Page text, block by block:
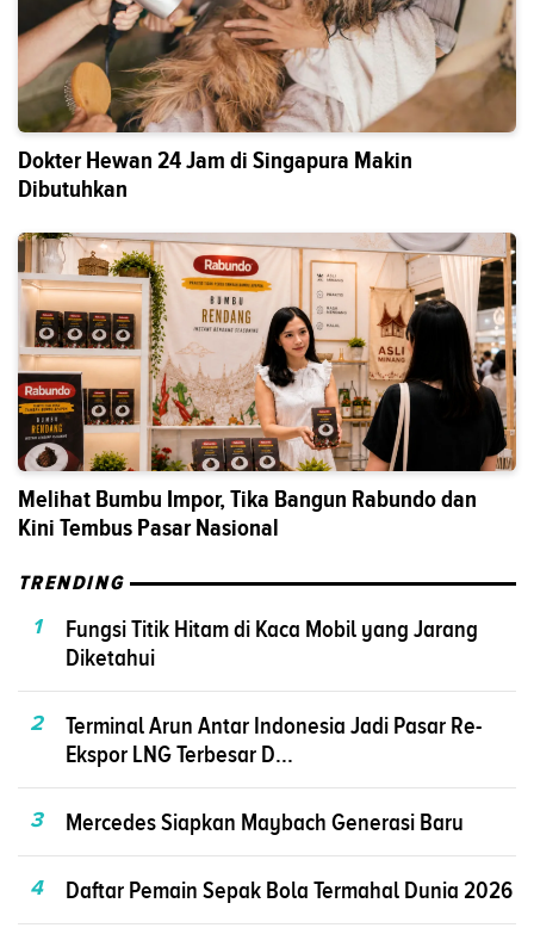
Dokter Hewan 24 Jam di Singapura Makin
Dibutuhkan
Melihat Bumbu Impor, Tika Bangun Rabundo dan
Kini Tembus Pasar Nasional
TRENDING
1
Fungsi Titik Hitam di Kaca Mobil yang Jarang
Diketahui
2
Terminal Arun Antar Indonesia Jadi Pasar Re-
Ekspor LNG Terbesar D...
3 Mercedes Siapkan Maybach Generasi Baru
4 Daftar Pemain Sepak Bola Termahal Dunia 2026